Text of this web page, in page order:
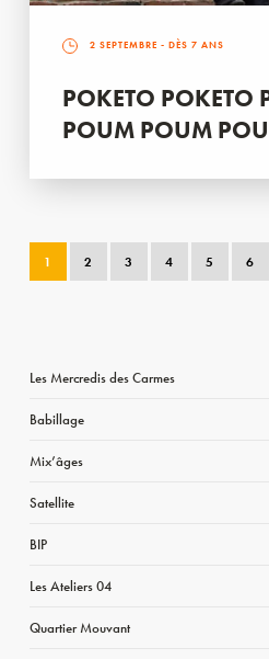
2 SEPTEMBRE - DÈS 7 ANS
POKETO POKETO
POUM POUM
1 2 3 4 5 6
Les Mercredis des Carmes
Babillage
Mix’âges
Satellite
BIP
Les Ateliers 04
Quartier Mouvant